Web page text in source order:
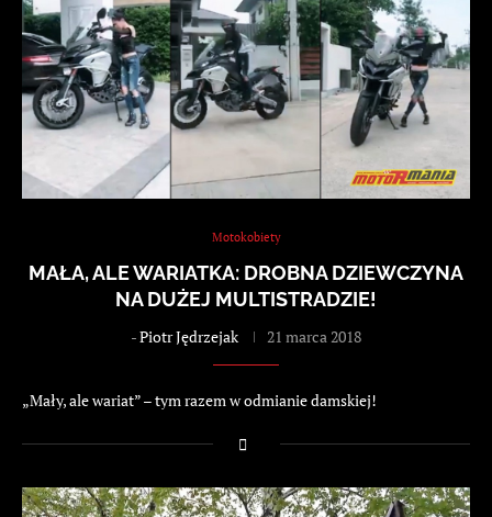
Motokobiety
MAŁA, ALE WARIATKA: DROBNA DZIEWCZYNA
NA DUŻEJ MULTISTRADZIE!
-Piotr Jędrzejak 21 marca 2018
„Mały, ale wariat” – tym razem w odmianie damskiej!